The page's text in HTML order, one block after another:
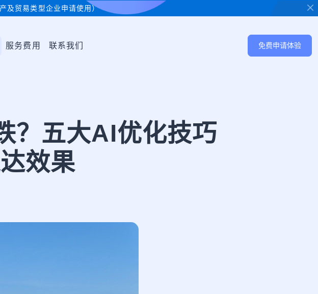
及贸易类型企业申请使用）
服务费用 联系我们 免费申请体验
？五大AI优化技巧
效果